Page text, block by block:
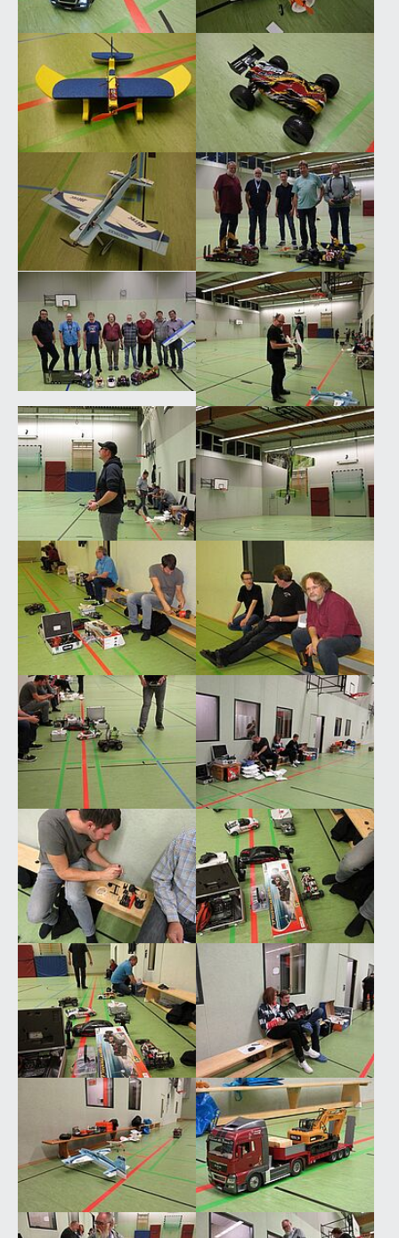
Show larger version for: Show larger version for:
Show larger version for: Show larger version for:
Show larger version for: Show larger version for:
Show larger version for: Show larger version for:
Show larger version for: Show larger version for:
Show larger version for: Show larger version for:
Show larger version for: Show larger version for:
Show larger version for: Show larger version for:
Show larger version for: Show larger version for:
Show larger version for: Show larger version for: